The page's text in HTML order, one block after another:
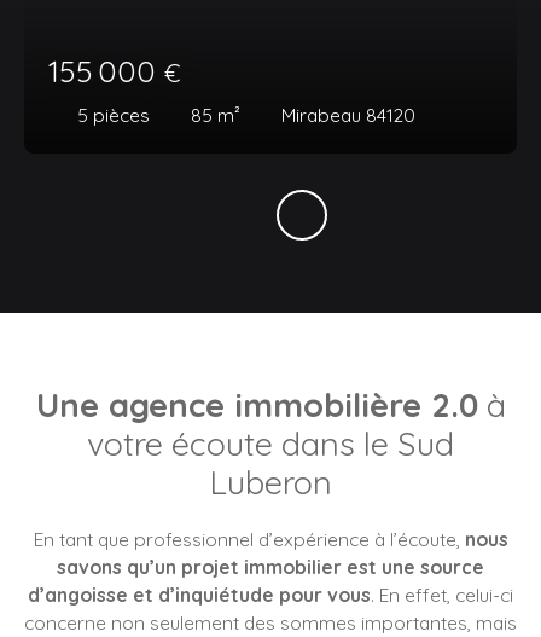
155 000 €
5 pièces 85 m² Mirabeau 84120
Une agence immobilière 2.0à
votre écoute dans le Sud
Luberon
En tant que professionnel d’expérience à l’écoute, nous
savons qu’un projet immobilier est une source
d’angoisse et d’inquiétude pour vous. En effet, celui-ci
concerne non seulement des sommes importantes, mais